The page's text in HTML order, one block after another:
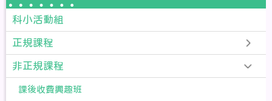
科小活動組
正規課程
非正規課程
課後收費興趣班